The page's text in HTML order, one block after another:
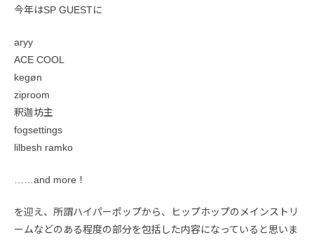
今年はSP GUESTに
aryy
ACE COOL
kegøn
ziproom
釈迦坊主
fogsettings
lilbesh ramko
……and more！
を迎え、所謂ハイパーポップから、ヒップホップのメインストリ
ームなどのある程度の部分を包括した内容になっていると思いま